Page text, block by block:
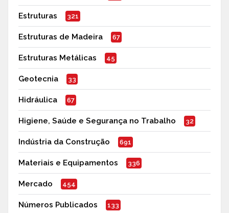
Estruturas 321
Estruturas de Madeira 67
Estruturas Metálicas 45
Geotecnia 33
Hidráulica 67
Higiene, Saúde e Segurança no Trabalho 32
Indústria da Construção 691
Materiais e Equipamentos 336
Mercado 454
Números Publicados 133